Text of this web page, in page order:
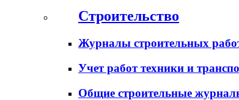
Строительство
Журналы строительных
Учет работ техники и
Общие строительные